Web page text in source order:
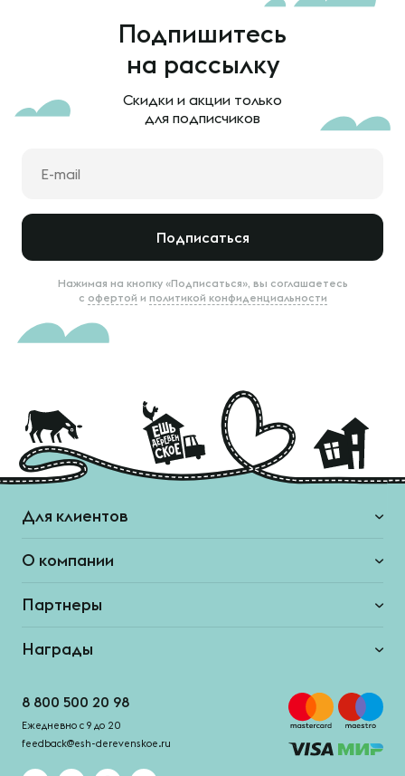
Подпишитесь
на рассылку
Скидки и акции только
для подписчиков
Подписаться
Нажимая на кнопку «Подписаться», вы соглашаетесь
с офертой и политикой конфиденциальности
Для клиентов
О компании
Партнеры
Награды
8 800 500 20 98
Ежедневно с 9 до 20
feedback@esh-derevenskoe.ru